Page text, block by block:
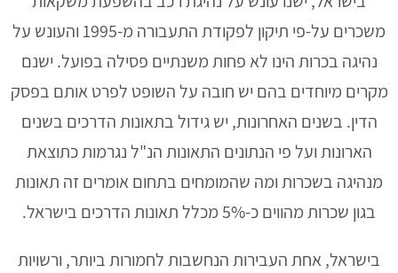
משכרים על-פי תיקון לפקודת התעבורה מ-1995 והעונש על
נהיגה בכרות הינו לא פחות משנתיים פסילה בפועל. ישנם
מקרים מיוחדים בהם יש חובה על השופט לפרט אותם בפסק
הדין. בשנים האחרונות, יש גידול בתאונות הדרכים בשנים
הארונות ועל פי הנתונים התאונות הנ"ל נגרמות כתוצאת
מנהיגה בשכרות ומה שהמומחים בתחום אומרים זה תאונות
בגון שכרות מהווים כ-5% מכלל תאונות הדרכים בישראל.
בישראל, אחת העבירות הנחשבות לחמורות ביותר, ורשויות